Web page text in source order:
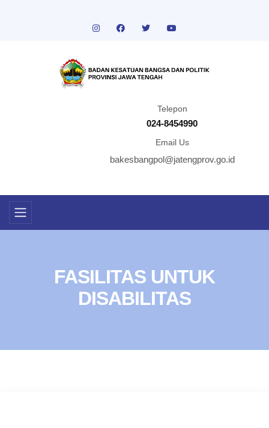
Telepon
024-8454990
Email Us
bakesbangpol@jatengprov.go.id
FASILITAS UNTUK
DISABILITAS